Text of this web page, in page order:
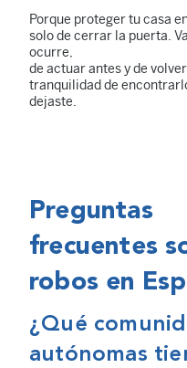
Porque proteger tu casa
solo de cerrar la puerta.
ocurre,
de actuar antes y de
tranquilidad de
dejaste.
Preguntas
frecuentes
robos en
¿Qué
autónomas